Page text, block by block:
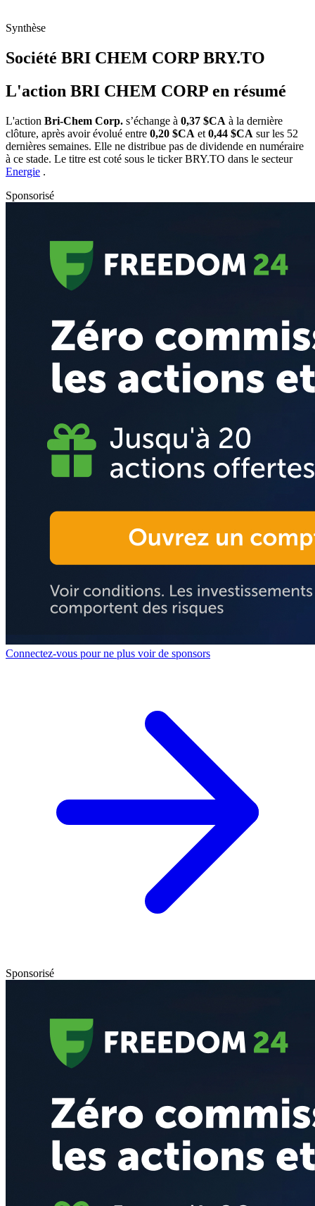
Synthèse
Société BRI CHEM CORP BRY.TO
L'action BRI CHEM CORP en résumé
L'action Bri-Chem Corp. s’échange à 0,37 $CA à la dernière
clôture, après avoir évolué entre 0,20 $CA et 0,44 $CA sur les 52
dernières semaines. Elle ne distribue pas de dividende en numéraire
à ce stade. Le titre est coté sous le tickerBRY.TO dans le secteur
Energie .
Sponsorisé
Connectez-vous pour ne plus voir de sponsors
Sponsorisé